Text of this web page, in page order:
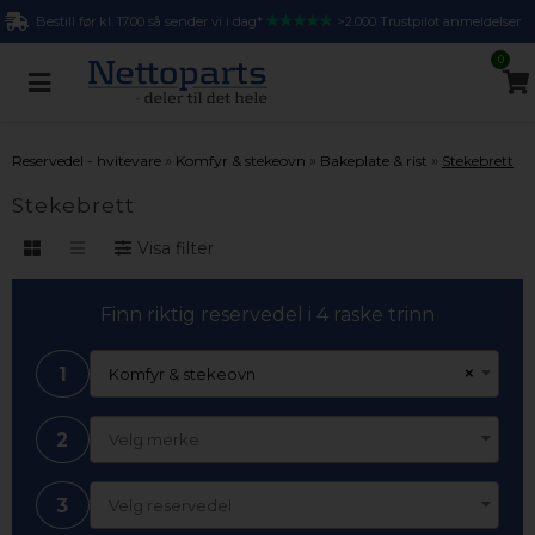
Bestill før kl. 17.00 så sender vi i dag* >2.000 Trustpilot anmeldelser
0
Reservedel - hvitevare » Komfyr & stekeovn » Bakeplate & rist » Stekebrett
Stekebrett
Visa filter
Finn riktig reservedel i 4 raske trinn
1 ×
Komfyr & stekeovn
2 Velg merke
3 Velg reservedel